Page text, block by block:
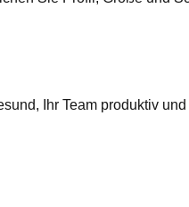
Ihr Team produktiv